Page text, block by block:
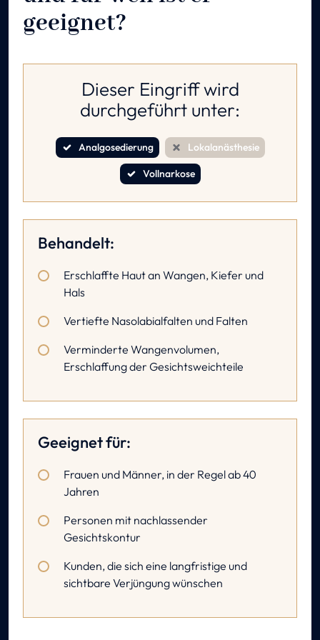
geeignet?
Dieser Eingriff wird
durchgeführt unter:
Analgosedierung Lokalanästhesie
Vollnarkose
Behandelt:
Erschlaffte Haut an Wangen, Kiefer und
Hals
Vertiefte Nasolabialfalten und Falten
Verminderte Wangenvolumen,
Erschlaffung der Gesichtsweichteile
Geeignet für:
Frauen und Männer, in der Regel ab 40
Jahren
Personen mit nachlassender
Gesichtskontur
Kunden, die sich eine langfristige und
sichtbare Verjüngung wünschen